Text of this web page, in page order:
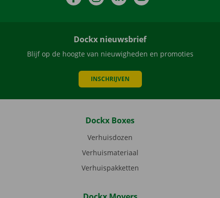
Dockx nieuwsbrief
Blijf op de hoogte van nieuwigheden en promoties
INSCHRIJVEN
Dockx Boxes
Verhuisdozen
Verhuismateriaal
Verhuispakketten